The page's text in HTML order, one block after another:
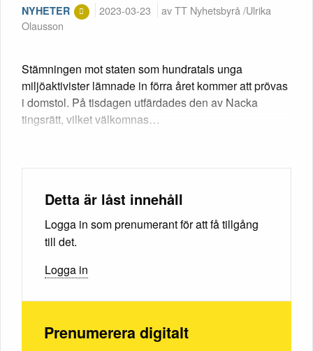
NYHETER 2023-03-23
av TT Nyhetsbyrå /Ulrika
Olausson
Stämningen mot staten som hundratals unga
miljöaktivister lämnade in förra året kommer att prövas
i domstol. På tisdagen utfärdades den av Nacka
tingsrätt, vilket välkomnas…
Detta är låst innehåll
Logga in som prenumerant för att få tillgång
till det.
Logga in
Prenumerera digitalt